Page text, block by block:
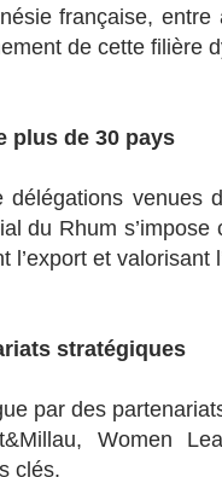
française,
de cette filière
plus de 30 pays
délégations venues
du Rhum
l’export et
stratégiques
par des
Women
clés.